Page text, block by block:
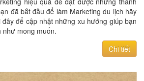
đã bắt đầu để làm Marketing du lịch hãy
để cập nhật những xu hướng giúp bạn
mong muốn.
Chi tiết